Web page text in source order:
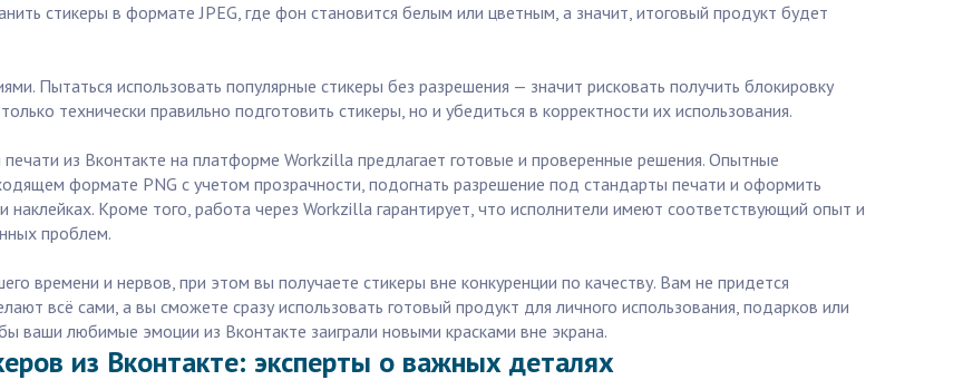
стикеры в формате JPEG, где фон становится белым или цветным, а значит, итоговый продукт будет
Пытаться использовать популярные стикеры без разрешения — значит рисковать получить блокировку
технически правильно подготовить стикеры, но и убедиться в корректности их использования.
из Вконтакте на платформе Workzilla предлагает готовые и проверенные решения. Опытные
формате PNG с учетом прозрачности, подогнать разрешение под стандарты печати и оформить
наклейках. Кроме того, работа через Workzilla гарантирует, что исполнители имеют соответствующий опыт и
проблем.
времени и нервов, при этом вы получаете стикеры вне конкуренции по качеству. Вам не придется
всё сами, а вы сможете сразу использовать готовый продукт для личного использования, подарков или
ваши любимые эмоции из Вконтакте заиграли новыми красками вне экрана.
из Вконтакте: эксперты о важных деталях